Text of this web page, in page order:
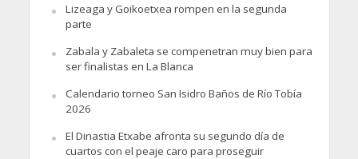
Lizeaga y Goikoetxea rompen en la segunda
parte
Zabala y Zabaleta se compenetran muy bien para
ser finalistas en La Blanca
Calendario torneo San Isidro Baños de Río Tobía
2026
El Dinastia Etxabe afronta su segundo día de
cuartos con el peaje caro para proseguir